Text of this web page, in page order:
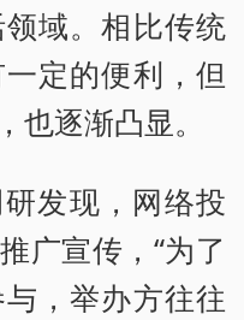
域。相比传统
定的便利，但
也逐渐凸显。
发现，网络投
广宣传，“为了
，举办方往往